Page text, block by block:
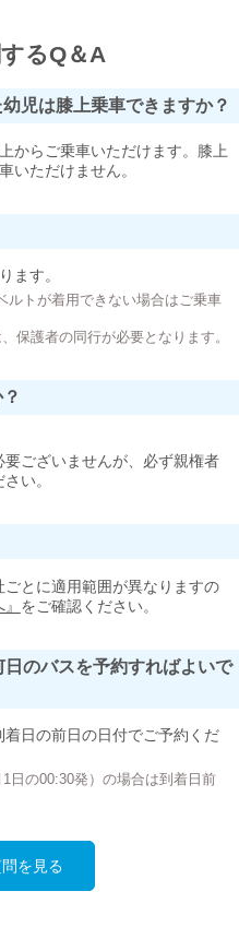
るQ＆A
児は膝上乗車できますか？
からご乗車いただけます。膝上
いただけません。
ます。
トが着用できない場合はご乗車
保護者の同行が必要となります。
ございませんが、必ず親権者
い。
とに適用範囲が異なりますの
をご確認ください。
のバスを予約すればよいで
日の前日の日付でご予約くだ
日の00:30発）の場合は到着日前
を見る